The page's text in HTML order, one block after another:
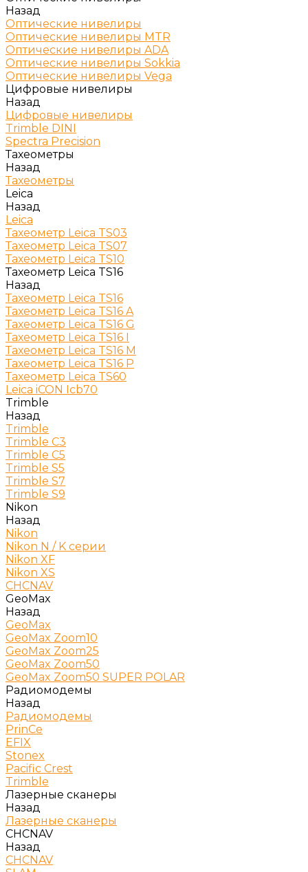
Назад
Оптические нивелиры
Оптические нивелиры MTR
Оптические нивелиры ADA
Оптические нивелиры Sokkia
Оптические нивелиры Vega
Цифровые нивелиры
Назад
Цифровые нивелиры
Trimble DINI
Spectra Precision
Тахеометры
Назад
Тахеометры
Leica
Назад
Leica
Тахеометр Leica TS03
Тахеометр Leica TS07
Тахеометр Leica TS10
Тахеометр Leica TS16
Назад
Тахеометр Leica TS16
Тахеометр Leica TS16 A
Тахеометр Leica TS16 G
Тахеометр Leica TS16 I
Тахеометр Leica TS16 M
Тахеометр Leica TS16 P
Тахеометр Leica TS60
Leica iCON Icb70
Trimble
Назад
Trimble
Trimble C3
Trimble C5
Trimble S5
Trimble S7
Trimble S9
Nikon
Назад
Nikon
Nikon N / K серии
Nikon XF
Nikon XS
CHCNAV
GeoMax
Назад
GeoMax
GeoMax Zoom10
GeoMax Zoom25
GeoMax Zoom50
GeoMax Zoom50 SUPER POLAR
Радиомодемы
Назад
Радиомодемы
PrinCe
EFIX
Stonex
Pacific Crest
Trimble
Лазерные сканеры
Назад
Лазерные сканеры
CHCNAV
Назад
CHCNAV